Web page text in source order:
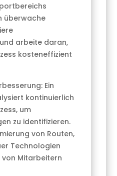
überwache
arbeite daran,
kosteneffizient
Ein
kontinuierlich
um
zu identifizieren.
von Routen,
Technologien
Mitarbeitern